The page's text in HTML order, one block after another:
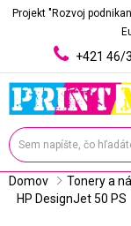
Projekt "Rozvoj
+421 46/
Domov Tonery a
HP DesignJet 50 PS